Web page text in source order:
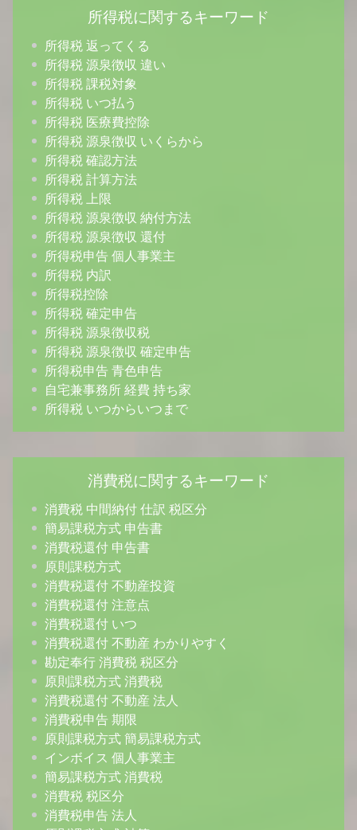
所得税に関するキーワード
所得税 返ってくる
所得税 源泉徴収 違い
所得税 課税対象
所得税 いつ払う
所得税 医療費控除
所得税 源泉徴収 いくらから
所得税 確認方法
所得税 計算方法
所得税 上限
所得税 源泉徴収 納付方法
所得税 源泉徴収 還付
所得税申告 個人事業主
所得税 内訳
所得税控除
所得税 確定申告
所得税 源泉徴収税
所得税 源泉徴収 確定申告
所得税申告 青色申告
自宅兼事務所 経費 持ち家
所得税 いつからいつまで
消費税に関するキーワード
消費税 中間納付 仕訳 税区分
簡易課税方式 申告書
消費税還付 申告書
原則課税方式
消費税還付 不動産投資
消費税還付 注意点
消費税還付 いつ
消費税還付 不動産 わかりやすく
勘定奉行 消費税 税区分
原則課税方式 消費税
消費税還付 不動産 法人
消費税申告 期限
原則課税方式 簡易課税方式
インボイス 個人事業主
簡易課税方式 消費税
消費税 税区分
消費税申告 法人